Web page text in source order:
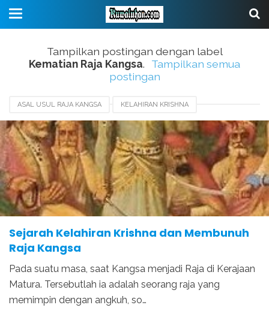
Tampilkan postingan dengan label
Kematian Raja Kangsa.
Tampilkan semua
postingan
ASAL USUL RAJA KANGSA KELAHIRAN KRISHNA
KELAHIRAN SRI KRISHNA KEMATIAN RAJA KANGSA
KESAKTIAN DEWA KRISHNA MAHABARATA
PERTEMPURAN KRISHNA DENGAN KANGSA
Sejarah Kelahiran Krishna dan Membunuh
Raja Kangsa
Pada suatu masa, saat Kangsa menjadi Raja di Kerajaan
Matura. Tersebutlah ia adalah seorang raja yang
memimpin dengan angkuh, so…